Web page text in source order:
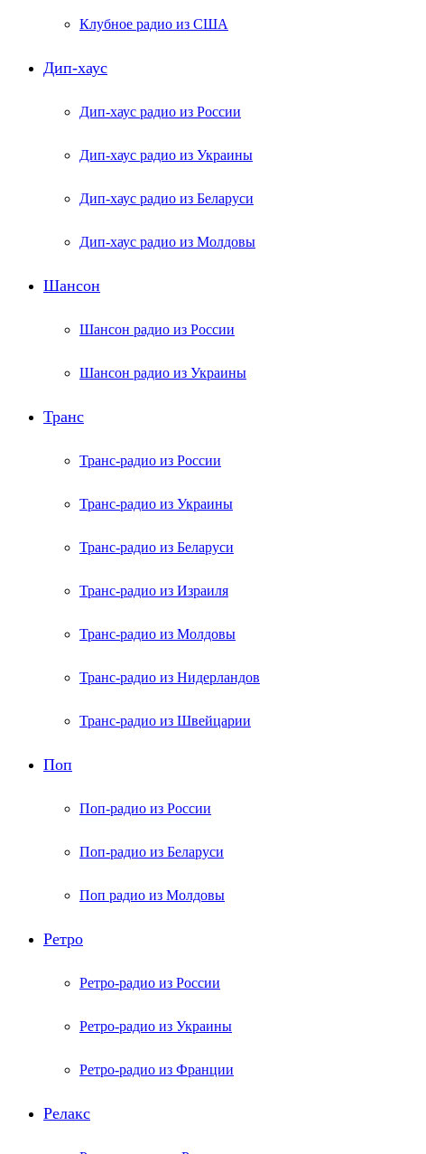
Клубное радио из США
Дип-хаус
Дип-хаус радио из России
Дип-хаус радио из Украины
Дип-хаус радио из Беларуси
Дип-хаус радио из Молдовы
Шансон
Шансон радио из России
Шансон радио из Украины
Транс
Транс-радио из России
Транс-радио из Украины
Транс-радио из Беларуси
Транс-радио из Израиля
Транс-радио из Молдовы
Транс-радио из Нидерландов
Транс-радио из Швейцарии
Поп
Поп-радио из России
Поп-радио из Беларуси
Поп радио из Молдовы
Ретро
Ретро-радио из России
Ретро-радио из Украины
Ретро-радио из Франции
Релакс